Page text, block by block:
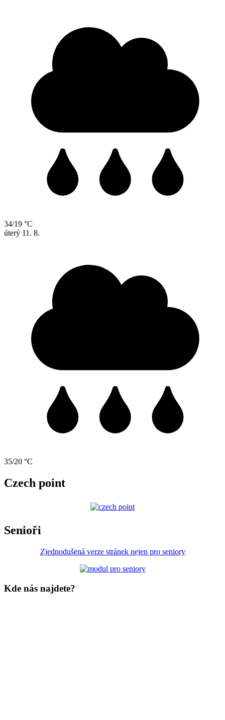
34/19 °C
úterý 11. 8.
35/20 °C
Czech point
Senioři
Zjednodušená verze stránek nejen pro seniory
Kde nás najdete?